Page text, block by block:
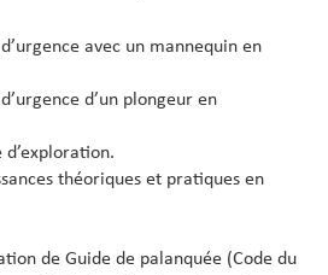
avec un mannequin en
d’un plongeur en
d’exploration.
théoriques et pratiques en
de Guide de palanquée (Code du